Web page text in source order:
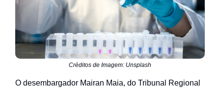
Créditos de Imagem: Unsplash
O desembargador Mairan Maia, do Tribunal Regional